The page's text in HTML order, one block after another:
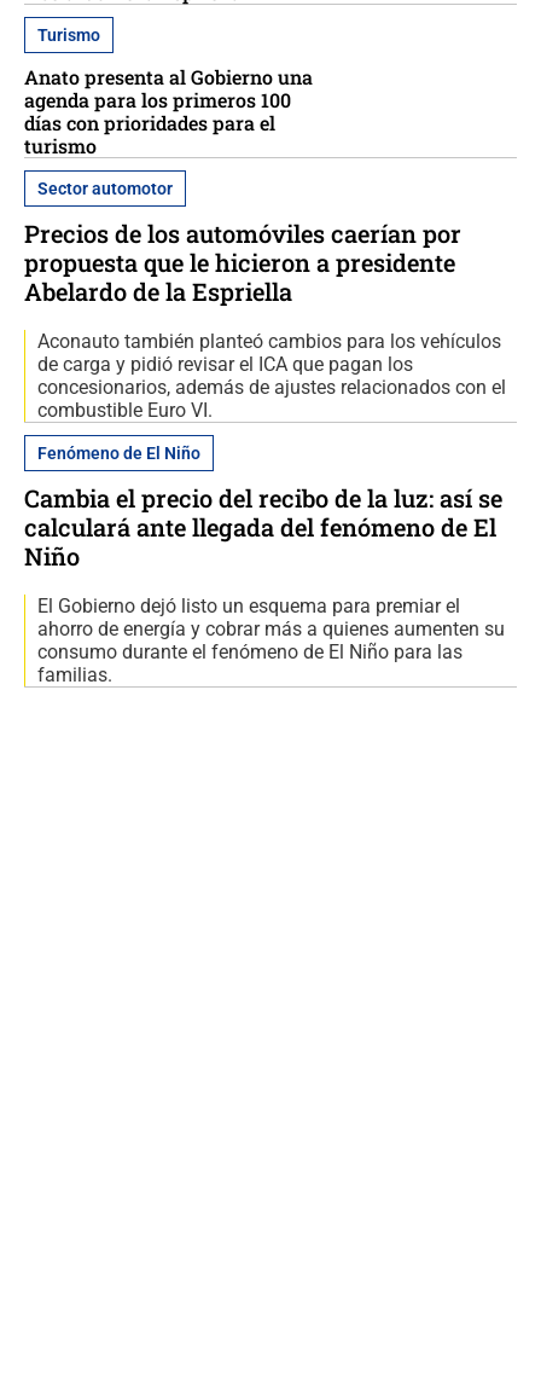
Turismo
Anato presenta al Gobierno una
agenda para los primeros 100
días con prioridades para el
turismo
Sector automotor
Precios de los automóviles caerían por
propuesta que le hicieron a presidente
Abelardo de la Espriella
Aconauto también planteó cambios para los vehículos
de carga y pidió revisar el ICA que pagan los
concesionarios, además de ajustes relacionados con el
combustible Euro VI.
Fenómeno de El Niño
Cambia el precio del recibo de la luz: así se
calculará ante llegada del fenómeno de El
Niño
El Gobierno dejó listo un esquema para premiar el
ahorro de energía y cobrar más a quienes aumenten su
consumo durante el fenómeno de El Niño para las
familias.